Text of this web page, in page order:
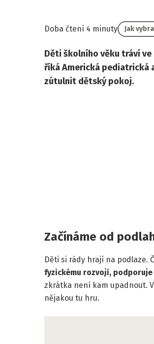
Doba čtení 4 minuty Jak
Děti školního věku tráví
říká Americká pediatrická
zútulnit dětský pokoj.
Začínáme od
Děti si rády hrají na podlaze.
fyzickému rozvoji,
zkrátka není kam upadnout.
nějakou tu hru.